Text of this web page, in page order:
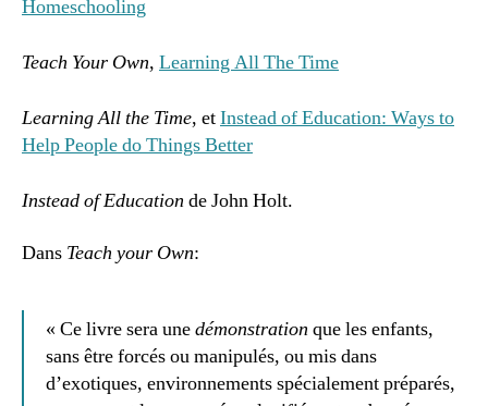
Homeschooling
Teach Your Own, Learning All The Time
Learning All the Time, etInstead of Education: Ways to
Help People do Things Better
Instead of Education de John Holt.
Dans Teach your Own:
« Ce livre sera unedémonstration que les enfants,
sans être forcés ou manipulés, ou mis dans
d’exotiques, environnements spécialement préparés,